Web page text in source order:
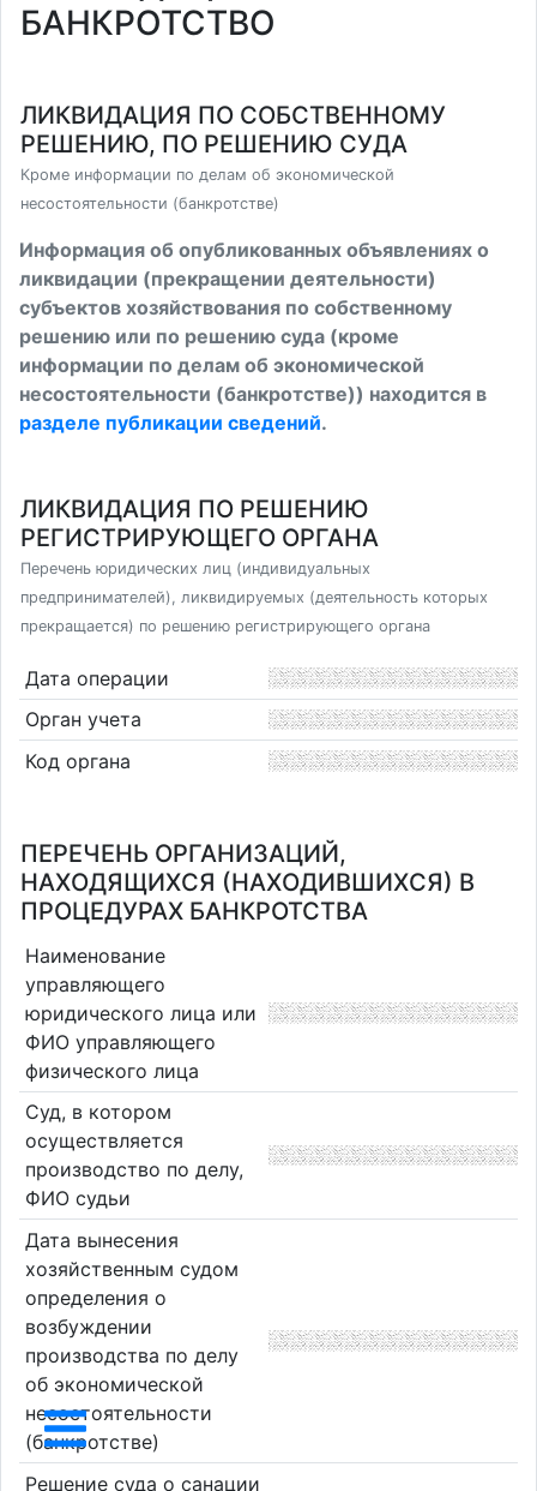
БАНКРОТСТВО
ЛИКВИДАЦИЯ ПО СОБСТВЕННОМУ
РЕШЕНИЮ, ПО РЕШЕНИЮ СУДА
Кроме информации по делам об экономической
несостоятельности (банкротстве)
Информация об опубликованных объявлениях о
ликвидации (прекращении деятельности)
субъектов хозяйствования по собственному
решению или по решению суда (кроме
информации по делам об экономической
несостоятельности (банкротстве)) находится в
разделе публикации сведений.
ЛИКВИДАЦИЯ ПО РЕШЕНИЮ
РЕГИСТРИРУЮЩЕГО ОРГАНА
Перечень юридических лиц (индивидуальных
предпринимателей), ликвидируемых (деятельность которых
прекращается) по решению регистрирующего органа
Дата операции
Орган учета
Код органа
ПЕРЕЧЕНЬ ОРГАНИЗАЦИЙ,
НАХОДЯЩИХСЯ (НАХОДИВШИХСЯ) В
ПРОЦЕДУРАХ БАНКРОТСТВА
Наименование
управляющего
юридического лица или
ФИО управляющего
физического лица
Суд, в котором
осуществляется
производство по делу,
ФИО судьи
Дата вынесения
хозяйственным судом
определения о
возбуждении
производства по делу
об экономической
несостоятельности
(банкротстве)
Решение суда о санации